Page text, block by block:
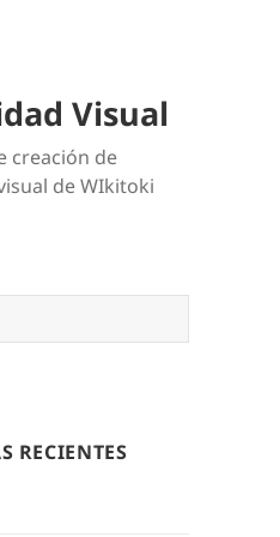
Visual
creación de
de WIkitoki
RECIENTES